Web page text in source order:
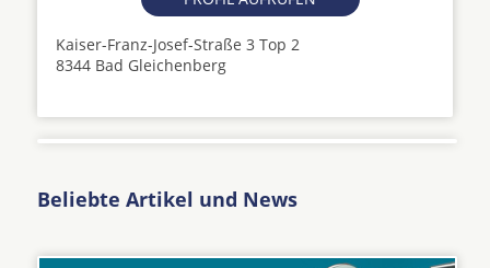
Kaiser-Franz-Josef-Straße 3 Top 2
8344 Bad Gleichenberg
Beliebte Artikel und News